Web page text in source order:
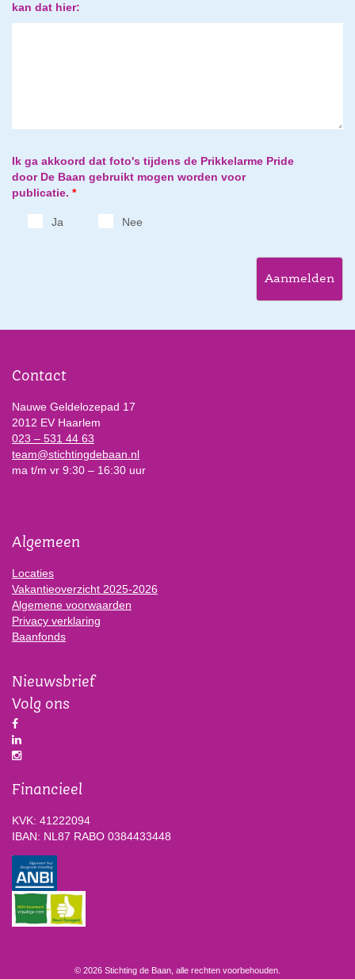
kan dat hier:
Ik ga akkoord dat foto's tijdens de Prikkelarme Pride
door De Baan gebruikt mogen worden voor
publicatie. *
Ja Nee
Aanmelden
Contact
Nauwe Geldelozepad 17
2012 EV Haarlem
023 – 531 44 63
team@stichtingdebaan.nl
ma t/m vr 9:30 – 16:30 uur
Algemeen
Locaties
Vakantieoverzicht 2025-2026
Algemene voorwaarden
Privacy verklaring
Baanfonds
Nieuwsbrief
Volg ons
Financieel
KVK: 41222094
IBAN: NL87 RABO 0384433448
© 2026 Stichting de Baan, alle rechten voorbehouden.